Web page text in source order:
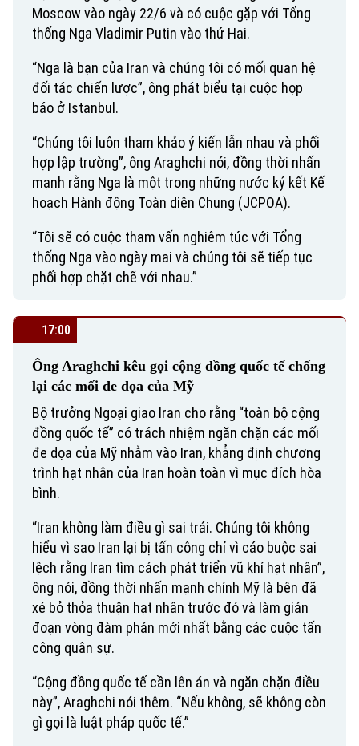
Chuyên mục
Thời sự
Hà Nội
Chính trị
Xã hội
An ninh trật tự
Công nghệ
Hà Nội
Người Hà Nội
Ẩm thực
Thế giới
Tin tức
Hồ sơ
Người Việt 4 phương
Kinh tế
Tin tức
Tài chính Ngân hàng
Doanh nghiệp
Nhà đất
Tin tức
Đầu tư
Căn hộ
Đất đai
Tàu và Xe
Ô tô
Xe máy
Đánh giá
Giáo dục
Tin tức
Tuyển sinh
Hướng nghiệp
Văn hóa
Tin tức
Làng nghề
Di tích
Sức khỏe
Y tế
Dinh dưỡng
Tư vấn sức khỏe
Thể thao
Bóng đá
Quần vợt
Giải trí
Tin tức
Điện ảnh
Đã phát sóng
Moscow vào ngày 22/6 và có cuộc gặp với Tổng
thống Nga Vladimir Putin vào thứ Hai.
“Nga là bạn của Iran và chúng tôi có mối quan hệ
đối tác chiến lược”, ông phát biểu tại cuộc họp
báo ở Istanbul.
“Chúng tôi luôn tham khảo ý kiến lẫn nhau và phối
hợp lập trường”, ông Araghchi nói, đồng thời nhấn
mạnh rằng Nga là một trong những nước ký kết Kế
hoạch Hành động Toàn diện Chung (JCPOA).
“Tôi sẽ có cuộc tham vấn nghiêm túc với Tổng
thống Nga vào ngày mai và chúng tôi sẽ tiếp tục
phối hợp chặt chẽ với nhau.”
17:00
Ông Araghchi kêu gọi cộng đồng quốc tế chống
lại các mối đe dọa của Mỹ
Bộ trưởng Ngoại giao Iran cho rằng “toàn bộ cộng
đồng quốc tế” có trách nhiệm ngăn chặn các mối
đe dọa của Mỹ nhằm vào Iran, khẳng định chương
trình hạt nhân của Iran hoàn toàn vì mục đích hòa
bình.
“Iran không làm điều gì sai trái. Chúng tôi không
hiểu vì sao Iran lại bị tấn công chỉ vì cáo buộc sai
lệch rằng Iran tìm cách phát triển vũ khí hạt nhân”,
ông nói, đồng thời nhấn mạnh chính Mỹ là bên đã
xé bỏ thỏa thuận hạt nhân trước đó và làm gián
đoạn vòng đàm phán mới nhất bằng các cuộc tấn
công quân sự.
“Cộng đồng quốc tế cần lên án và ngăn chặn điều
này”, Araghchi nói thêm. “Nếu không, sẽ không còn
gì gọi là luật pháp quốc tế.”